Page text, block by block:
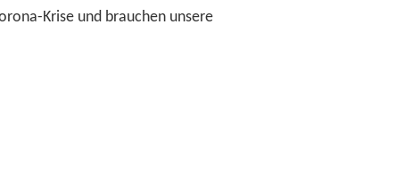
Krise und brauchen unsere